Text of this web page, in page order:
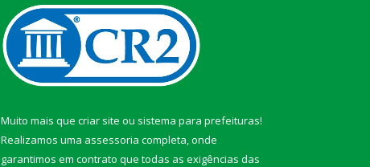
Muito mais que criar site ou sistema para prefeituras!
Realizamos uma assessoria completa, onde
garantimos em contrato que todas as exigências das